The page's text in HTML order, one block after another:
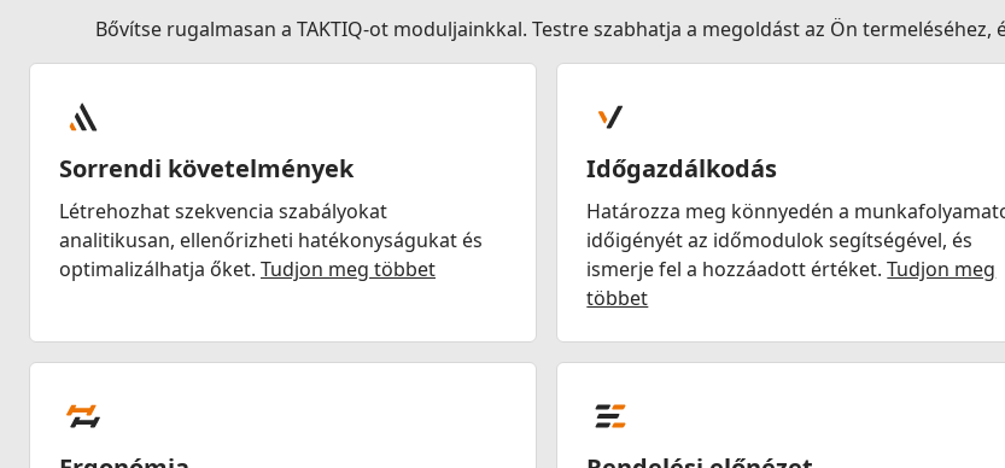
Bővítse rugalmasan a TAKTIQ-ot moduljainkkal. Testre szabhatja a megoldást az Ön
Sorrendi követelmények
Létrehozhat szekvencia szabályokat
analitikusan, ellenőrizheti hatékonyságukat és
optimalizálhatja őket. Tudjon meg többet
Időgazdálkodás
Határozza meg könnyedén a
időigényét az időmodulok segítségével, és
ismerje fel a hozzáadott értéket.Tudjon meg
többet